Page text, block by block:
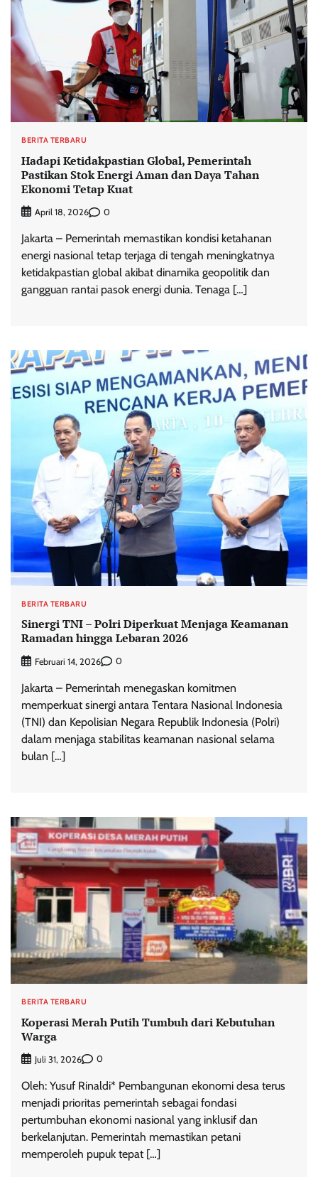
BERITA TERBARU
Hadapi Ketidakpastian Global, Pemerintah
Pastikan Stok Energi Aman dan Daya Tahan
Ekonomi Tetap Kuat
April 18, 2026 0
Jakarta – Pemerintah memastikan kondisi ketahanan
energi nasional tetap terjaga di tengah meningkatnya
ketidakpastian global akibat dinamika geopolitik dan
gangguan rantai pasok energi dunia. Tenaga […]
BERITA TERBARU
Sinergi TNI – Polri Diperkuat Menjaga Keamanan
Ramadan hingga Lebaran 2026
Februari 14, 2026 0
Jakarta – Pemerintah menegaskan komitmen
memperkuat sinergi antara Tentara Nasional Indonesia
(TNI) dan Kepolisian Negara Republik Indonesia (Polri)
dalam menjaga stabilitas keamanan nasional selama
bulan […]
BERITA TERBARU
Koperasi Merah Putih Tumbuh dari Kebutuhan
Warga
Juli 31, 2026 0
Oleh: Yusuf Rinaldi* Pembangunan ekonomi desa terus
menjadi prioritas pemerintah sebagai fondasi
pertumbuhan ekonomi nasional yang inklusif dan
berkelanjutan. Pemerintah memastikan petani
memperoleh pupuk tepat […]